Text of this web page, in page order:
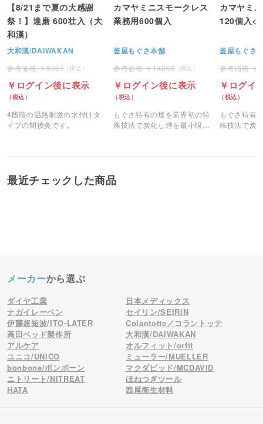
【8/21まで夏の大感謝
祭！】達磨 600壮入（大
和漢）
大和漢/DAIWAKAN
9867
ログイン後に表示
4段階の温熱刺激の水付けタ
イプの間接灸です。
カマヤミニスモークレス
業務用600個入
釜屋もぐさ本舗
14300
ログイン後に表示
もぐさ特有の煙を業界初の特
殊技法で炭化し煙を最小限に
カマヤミ
120個入<
釜屋もぐさ
ログイ
もぐさ特有
殊技法で炭
最近チェックした商品
メーカーから選ぶ
ダイヤ工業
日本メディックス
ナガイレーベン
セイリン/SEIRIN
伊藤超短波/ITO-LATER
Colantotte／コラントッテ
高田ベッド製作所
大和漢/DAIWAKAN
アルケア
オルフィット/orfit
ユニコ/UNICO
ミューラー/MUELLER
bonbone/ボンボーン
マクダビッド/MCDAVID
ニトリート/NITREAT
ほねつぎツール
HATA
西尾衛生材料